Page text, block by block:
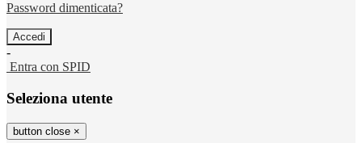
Password dimenticata?
-
Entra con SPID
Seleziona utente
button close ×